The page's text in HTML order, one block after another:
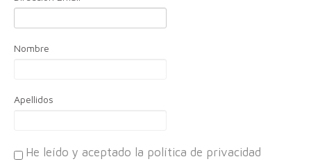
Nombre
Apellidos
He leído y aceptado la política de privacidad